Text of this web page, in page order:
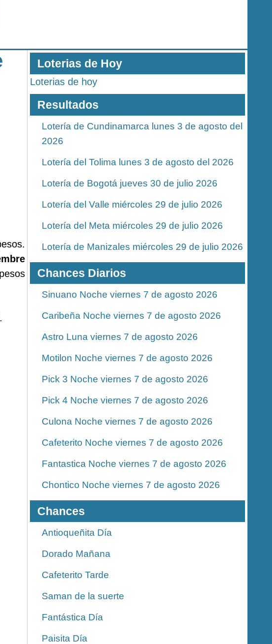
.
Loterias de Hoy
Loterias de hoy
Resultados
Lotería de Cundinamarca lunes 3 de agosto del
2026
Lotería del Tolima lunes 3 de agosto del 2026
Lotería de Bogotá jueves 30 de julio 2026
Lotería del Valle miércoles 29 de julio 2026
Lotería del Meta miércoles 29 de julio 2026
Lotería de Manizales miércoles 29 de julio 2026
Chances Diarios
Sinuano Noche viernes 7 de agosto 2026
Caribeña Noche viernes 7 de agosto 2026
Astro Luna viernes 7 de agosto 2026
Motilon Noche viernes 7 de agosto 2026
Pick 3 Noche viernes 7 de agosto 2026
Pick 4 Noche viernes 7 de agosto 2026
Culona Noche viernes 7 de agosto 2026
Cafeterito Noche viernes 7 de agosto 2026
Fantastica Noche viernes 7 de agosto 2026
Chontico Noche viernes 7 de agosto 2026
Chances
Antioqueñita Día
Dorado Mañana
Cafeterito Tarde
Saman de la suerte
Fantástica Día
Paisita Día